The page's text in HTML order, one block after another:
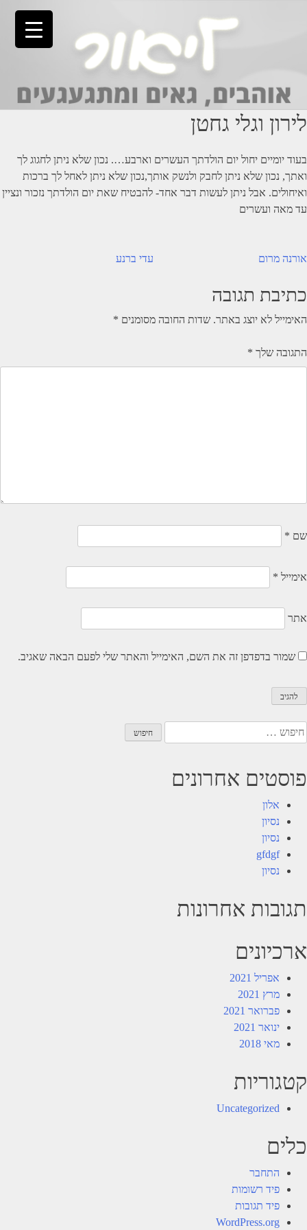
לירון וגלי גחטן
בעוד יומיים יחול יום הולדתך העשרים וארבע…. נכון שלא ניתן לחגוג לך
ואתך, נכון שלא ניתן לחבק ולנשק אותך,נכון שלא ניתן לאחל לך ברכות
ואיחולים. אבל ניתן לעשות דבר אחד- להבטיח שאת יום הולדתך נזכור ונציין
עד מאה ועשרים
ניווט עדי ברנע אורנה מרום
כתיבת תגובה
האימייל לא יוצג באתר. שדות החובה מסומנים *
התגובה שלך *
שם *
אימייל *
אתר
שמור בדפדפן זה את השם, האימייל והאתר שלי לפעם הבאה שאגיב.
חיפוש:
פוסטים אחרונים
אלון
נסיון
נסיון
gfdgf
נסיון
תגובות אחרונות
ארכיונים
אפריל 2021
מרץ 2021
פברואר 2021
ינואר 2021
מאי 2018
קטגוריות
Uncategorized
כלים
התחבר
פיד רשומות
פיד תגובות
WordPress.org